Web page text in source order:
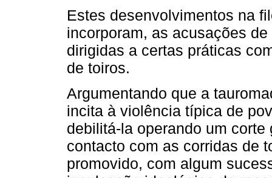
Estes desenvolvimentos na
incorporam, as acusações
dirigidas a certas práticas
de toiros.
Argumentando que a
incita à violência típica de
debilitá-la operando um
contacto com as corridas de
promovido, com algum